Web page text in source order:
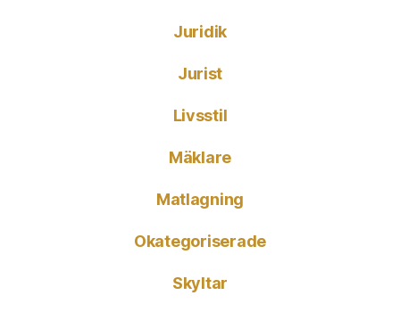
Juridik
Jurist
Livsstil
Mäklare
Matlagning
Okategoriserade
Skyltar